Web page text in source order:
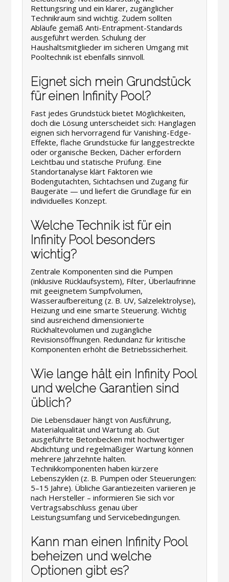
Rettungsring und ein klarer, zugänglicher
Technikraum sind wichtig. Zudem sollten
Abläufe gemäß Anti-Entrapment-Standards
ausgeführt werden. Schulung der
Haushaltsmitglieder im sicheren Umgang mit
Pooltechnik ist ebenfalls sinnvoll.
Eignet sich mein Grundstück
für einen Infinity Pool?
Fast jedes Grundstück bietet Möglichkeiten,
doch die Lösung unterscheidet sich: Hanglagen
eignen sich hervorragend für Vanishing-Edge-
Effekte, flache Grundstücke für langgestreckte
oder organische Becken, Dächer erfordern
Leichtbau und statische Prüfung. Eine
Standortanalyse klärt Faktoren wie
Bodengutachten, Sichtachsen und Zugang für
Baugeräte — und liefert die Grundlage für ein
individuelles Konzept.
Welche Technik ist für ein
Infinity Pool besonders
wichtig?
Zentrale Komponenten sind die Pumpen
(inklusive Rücklaufsystem), Filter, Überlaufrinne
mit geeignetem Sumpfvolumen,
Wasseraufbereitung (z. B. UV, Salzelektrolyse),
Heizung und eine smarte Steuerung. Wichtig
sind ausreichend dimensionierte
Rückhaltevolumen und zugängliche
Revisionsöffnungen. Redundanz für kritische
Komponenten erhöht die Betriebssicherheit.
Wie lange hält ein Infinity Pool
und welche Garantien sind
üblich?
Die Lebensdauer hängt von Ausführung,
Materialqualität und Wartung ab. Gut
ausgeführte Betonbecken mit hochwertiger
Abdichtung und regelmäßiger Wartung können
mehrere Jahrzehnte halten.
Technikkomponenten haben kürzere
Lebenszyklen (z. B. Pumpen oder Steuerungen:
5–15 Jahre). Übliche Garantiezeiten variieren je
nach Hersteller – informieren Sie sich vor
Vertragsabschluss genau über
Leistungsumfang und Servicebedingungen.
Kann man einen Infinity Pool
beheizen und welche
Optionen gibt es?